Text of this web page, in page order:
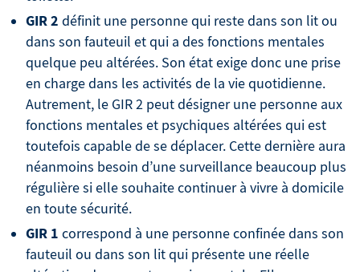
GIR 2 définit une personne qui reste dans son lit ou
dans son fauteuil et qui a des fonctions mentales
quelque peu altérées. Son état exige donc une prise
en charge dans les activités de la vie quotidienne.
Autrement, le GIR 2 peut désigner une personne aux
fonctions mentales et psychiques altérées qui est
toutefois capable de se déplacer. Cette dernière aura
néanmoins besoin d’une surveillance beaucoup plus
régulière si elle souhaite continuer à vivre à domicile
en toute sécurité.
GIR 1 correspond à une personne confinée dans son
fauteuil ou dans son lit qui présente une réelle